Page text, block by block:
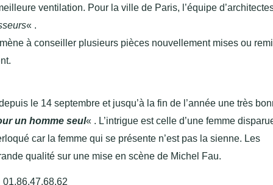
ventilation. Pour la ville de Paris, l’équipe
« .
à conseiller plusieurs pièces nouvellement mises ou
le 14 septembre et jusqu’à la fin de l’année une très
un homme seul« . L’intrigue est celle d’une femme
car la femme qui se présente n’est pas la sienne. Les
qualité sur une mise en scène de Michel Fau.